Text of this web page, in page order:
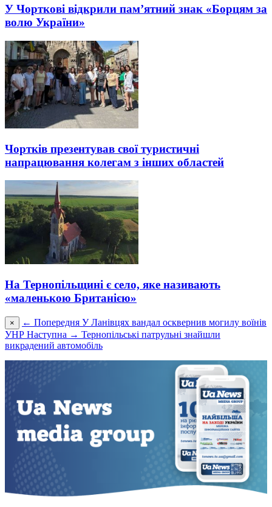
У Чорткові відкрили пам’ятний знак «Борцям за
волю України»
Чортків презентував свої туристичні
напрацювання колегам з інших областей
На Тернопільщині є село, яке називають
«маленькою Британією»
× ← Попередня У Ланівцях вандал осквернив могилу воїнів
УНР Наступна → Тернопільські патрульні знайшли
викрадений автомобіль